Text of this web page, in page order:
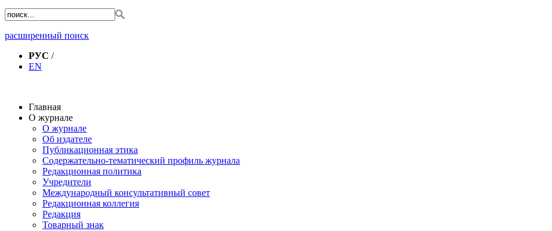
расширенный поиск
РУС /
EN
Главная
О журнале
О журнале
Об издателе
Публикационная этика
Содержательно-тематический профиль журнала
Редакционная политика
Учредители
Международный консультативный совет
Редакционная коллегия
Редакция
Товарный знак